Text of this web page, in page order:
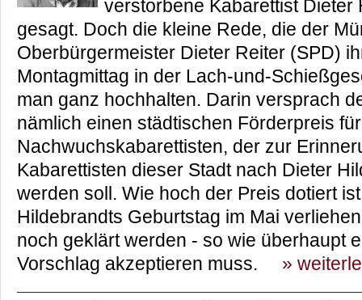
verstorbene Kabarettist Dieter
gesagt. Doch die kleine Rede, die der
Oberbürgermeister Dieter Reiter (SPD)
Montagmittag in der Lach-und-
man ganz hochhalten. Darin versprach
nämlich einen städtischen Förderpreis für
Nachwuchskabarettisten, der zur
Kabarettisten dieser Stadt nach Dieter
werden soll. Wie hoch der Preis dotiert
Hildebrandts Geburtstag im Mai
noch geklärt werden - so wie überhaupt
Vorschlag akzeptieren muss. »